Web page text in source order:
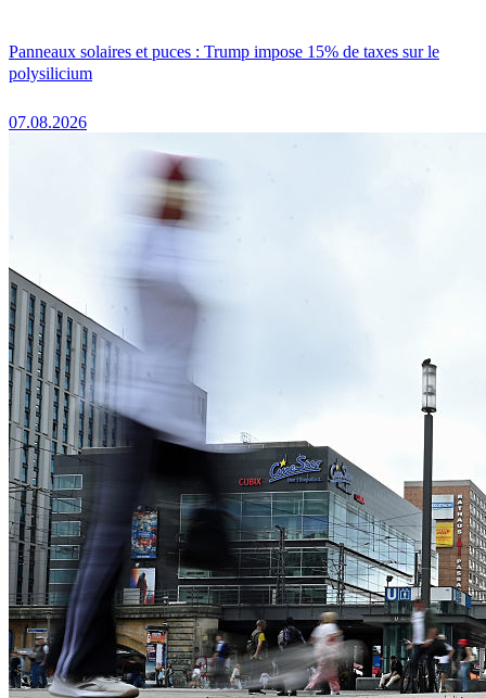
Panneaux solaires et puces : Trump impose 15% de taxes sur le
polysilicium
07.08.2026